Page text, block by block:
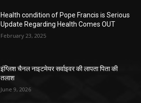
Health condition of Pope Francis is Serious
Update Regarding Health Comes OUT
February 23, 2025
इंग्लिश चैनल नाइटमेयर सर्वाइवर की लापता पिता की
तलाश
June 9, 2026